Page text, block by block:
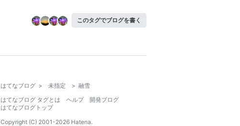
このタグでブログを書く
はてなブログ > 未指定 > 融雪
はてなブログ タグとは
ヘルプ
開発ブログ
はてなブログトップ
Copyright (C) 2001-2026 Hatena.